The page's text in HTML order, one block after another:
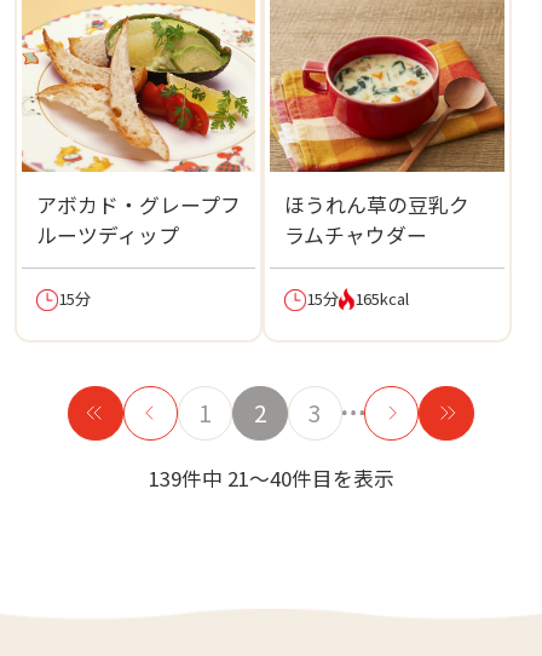
アボカド・グレープフ
ルーツディップ
15分
ほうれん草の豆乳ク
ラムチャウダー
15分 165kcal
1 2 3
139件中 21～40件目を表示